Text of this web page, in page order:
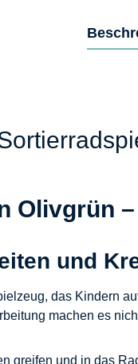
Olivgrün
und
das Kindern
machen es
greifen und in das